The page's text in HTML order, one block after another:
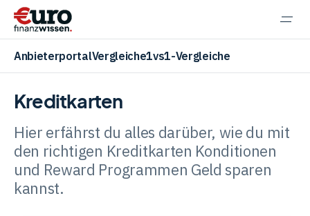
AnbieterportalVergleiche1vs1-Vergleiche
Aktien
ETF
Kreditkarten
Hier erfährst du alles darüber, wie du mit
den richtigen Kreditkarten Konditionen
und Reward Programmen Geld sparen
kannst.